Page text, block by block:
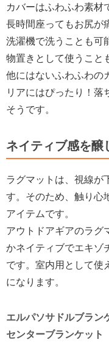
カバーはふわふわ素材
長時間座ってもお尻が
洗濯機で洗うことも可
物置きとして使うこと
他にはないふわふわの
リアにはぴったり！落
そうです。
ネイティブ感を醸
ラグマットは、視線が
す。そのため、触り心
アイテムです。
アウトドアギアのラグ
かネイティブでエキゾ
です。室内用として使
になります。
エルパソサドルブラン
センターブランケット